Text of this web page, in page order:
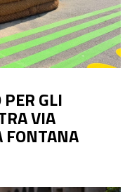
GLI
VIA
FONTANA